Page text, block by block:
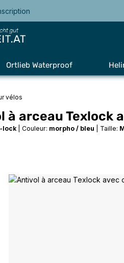
principale
Ortlieb Waterproof
vélos
à arceau Texlock
lock Couleur: morpho / bleu Taille:
d'images